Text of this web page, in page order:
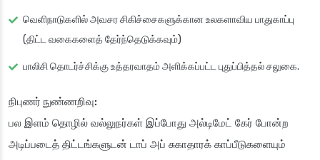
வெளிநாடுகளில் அவசர சிகிச்சைகளுக்கான உலகளாவிய பாதுகாப்பு
(திட்ட வகைகளைத் தேர்ந்தெடுக்கவும்)
பாலிசி தொடர்ச்சிக்கு உத்தரவாதம் அளிக்கப்பட்ட புதுப்பித்தல் சலுகை.
நிபுணர் நுண்ணறிவு:
பல இளம் தொழில் வல்லுநர்கள் இப்போது அல்டிமேட் கேர் போன்ற
அடிப்படைத் திட்டங்களுடன் டாப் அப் சுகாதாரக் காப்பீடுகளையும்